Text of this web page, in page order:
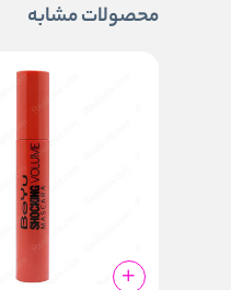
محصولات مشابه